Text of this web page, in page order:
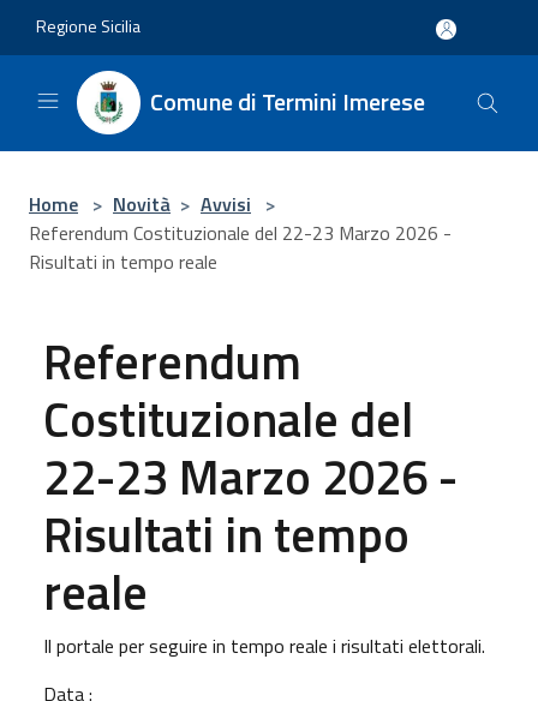
Regione Sicilia
Comune di Termini Imerese
Home > Novità > Avvisi >
Referendum Costituzionale del 22-23 Marzo 2026 -
Risultati in tempo reale
Referendum
Costituzionale del
22-23 Marzo 2026 -
Risultati in tempo
reale
Il portale per seguire in tempo reale i risultati elettorali.
Data :